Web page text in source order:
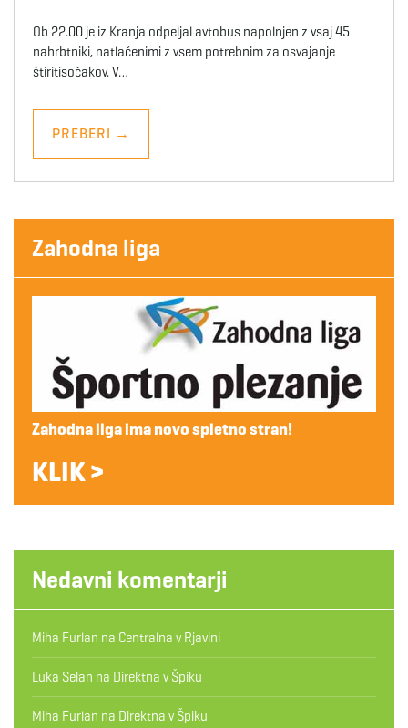
Ob 22.00 je iz Kranja odpeljal avtobus napolnjen z vsaj 45
nahrbtniki, natlačenimi z vsem potrebnim za osvajanje
štiritisočakov. V…
PREBERI →
Zahodna liga
Zahodna liga ima novo spletno stran!
KLIK >
Nedavni komentarji
Miha Furlan na Centralna v Rjavini
Luka Selan na Direktna v Špiku
Miha Furlan na Direktna v Špiku